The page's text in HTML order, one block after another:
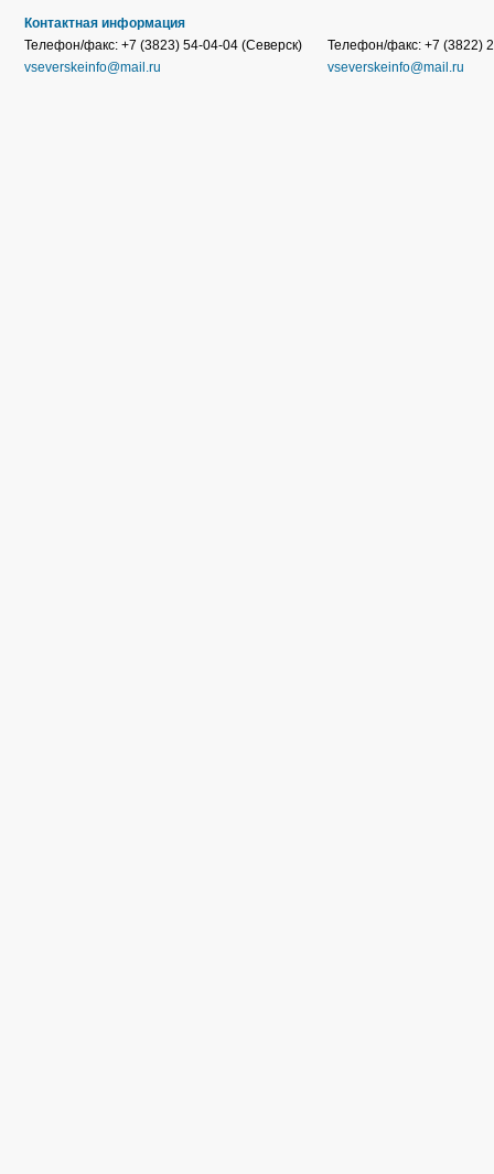
Контактная информация
Телефон/факс: +7 (3823) 54-04-04 (Северск)
vseverskeinfo@mail.ru
Телефон/факс: +7 (3822)
vseverskeinfo@mail.ru